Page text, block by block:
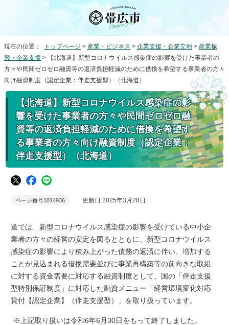
現在の位置： トップページ > 産業・ビジネス > 企業支援・企業立地 > 産業振
興・企業支援 > 【北海道】新型コロナウイルス感染症の影響を受けた事業者の
方々や民間ゼロゼロ融資等の返済負担軽減のために借換を希望する事業者の方々
向け融資制度（認定企業：伴走支援型）（北海道）
【北海道】新型コロナウイルス感染症の影
響を受けた事業者の方々や民間ゼロゼロ融
資等の返済負担軽減のために借換を希望す
る事業者の方々向け融資制度（認定企業：
伴走支援型）（北海道）
ページ番号1014936 更新日 2025年3月28日
道では、新型コロナウイルス感染症の影響を受けている中小企
業者の方々の経営の安定を図るとともに、新型コロナウイルス
感染症の影響により積み上がった債務の返済に伴い、増加する
ことが見込まれる借換需要並びに事業再構築等の前向きな取組
に対する資金需要に対応する融資制度として、国の「伴走支援
型特別保証制度」に対応した融資メニュー「経営環境変化対応
貸付【認定企業】（伴走支援型）」を取り扱っています。
※上記取り扱いは令和6年6月30日をもって終了しました。